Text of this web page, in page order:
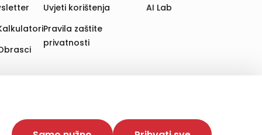
Time poboljšavamo korisničko iskustvo,
web stranica i uređaja u tu svrhu. Naši partneri
Uvjeti korištenja
Pravila zaštite
privatnosti
AI Lab